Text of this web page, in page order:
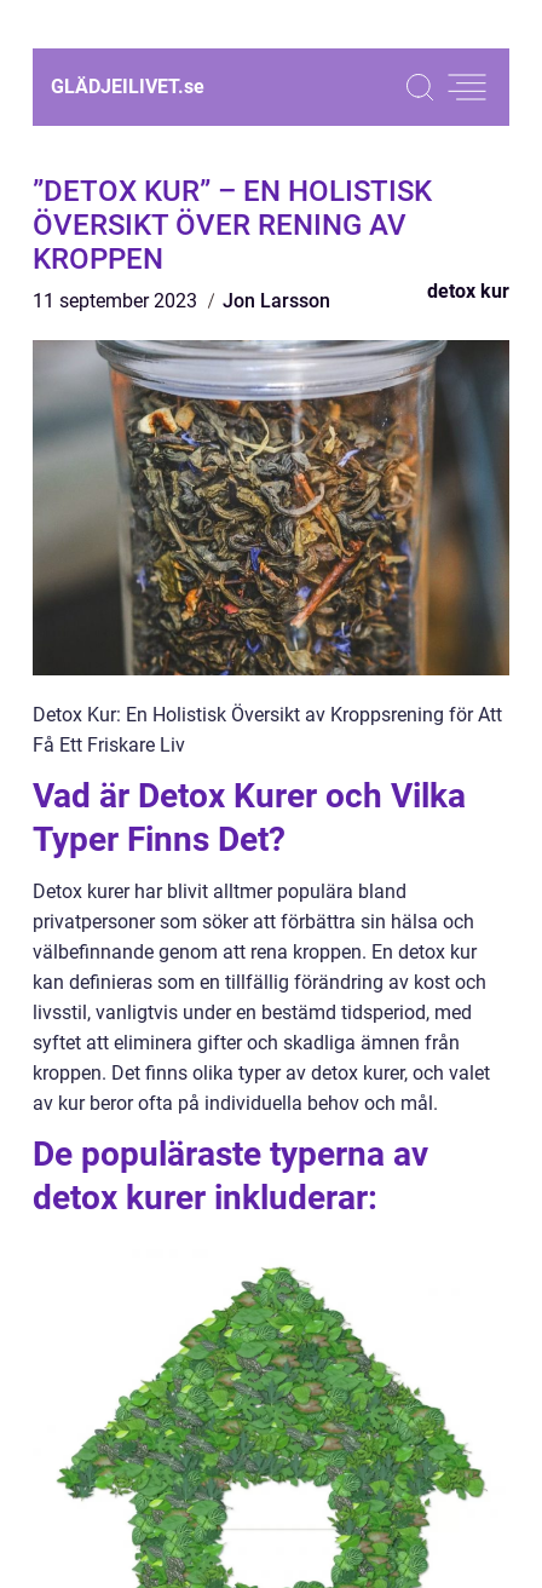
GLÄDJEILIVET.se
”DETOX KUR” – EN HOLISTISK
ÖVERSIKT ÖVER RENING AV
KROPPEN
11 september 2023 Jon Larsson detox kur
Detox Kur: En Holistisk Översikt av Kroppsrening för Att
Få Ett Friskare Liv
Vad är Detox Kurer och Vilka
Typer Finns Det?
Detox kurer har blivit alltmer populära bland
privatpersoner som söker att förbättra sin hälsa och
välbefinnande genom att rena kroppen. En detox kur
kan definieras som en tillfällig förändring av kost och
livsstil, vanligtvis under en bestämd tidsperiod, med
syftet att eliminera gifter och skadliga ämnen från
kroppen. Det finns olika typer av detox kurer, och valet
av kur beror ofta på individuella behov och mål.
De populäraste typerna av
detox kurer inkluderar: